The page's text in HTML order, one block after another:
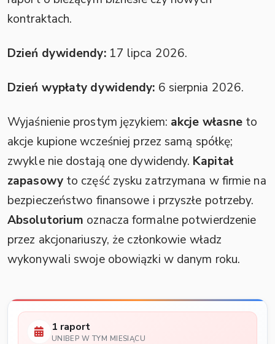
kontraktach.
Dzień dywidendy:17 lipca 2026.
Dzień wypłaty dywidendy: 6 sierpnia 2026.
Wyjaśnienie prostym językiem: akcje własne to
akcje kupione wcześniej przez samą spółkę;
zwykle nie dostają one dywidendy. Kapitał
zapasowyto część zysku zatrzymana w firmie na
bezpieczeństwo finansowe i przyszłe potrzeby.
Absolutorium oznacza formalne potwierdzenie
przez akcjonariuszy, że członkowie władz
wykonywali swoje obowiązki w danym roku.
1 raport
UNIBEP W TYM MIESIĄCU